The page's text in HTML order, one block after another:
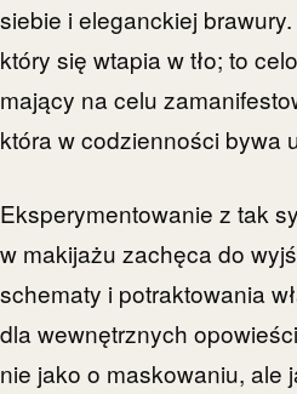
siebie i eleganckiej
który się wtapia w tło; to
mający na celu
która w codzienności bywa
Eksperymentowanie z tak
w makijażu zachęca do
schematy i potraktowania
dla wewnętrznych
nie jako o maskowaniu, ale